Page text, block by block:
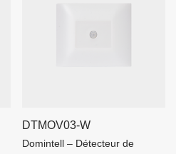
DTMOV03-W
Domintell – Détecteur de